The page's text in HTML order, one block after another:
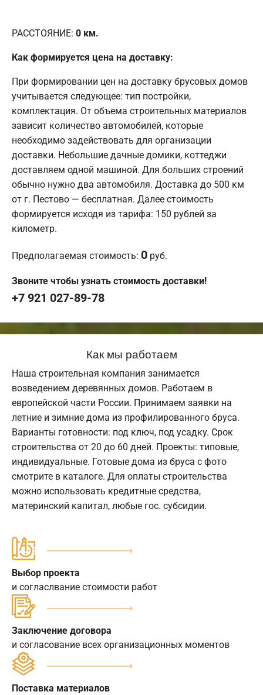
РАССТОЯНИЕ: 0 км.
Как формируется цена на доставку:
При формировании цен на доставку брусовых домов
учитывается следующее: тип постройки,
комплектация. От объема строительных материалов
зависит количество автомобилей, которые
необходимо задействовать для организации
доставки. Небольшие дачные домики, коттеджи
доставляем одной машиной. Для больших строений
обычно нужно два автомобиля. Доставка до 500 км
от г. Пестово — бесплатная. Далее стоимость
формируется исходя из тарифа: 150 рублей за
километр.
Предполагаемая стоимость: 0 руб.
Звоните чтобы узнать стоимость доставки!
+7 921 027-89-78
Как мы работаем
Наша строительная компания занимается
возведением деревянных домов. Работаем в
европейской части России. Принимаем заявки на
летние и зимние дома из профилированного бруса.
Варианты готовности: под ключ, под усадку. Срок
строительства от 20 до 60 дней. Проекты: типовые,
индивидуальные. Готовые дома из бруса с фото
смотрите в каталоге. Для оплаты строительства
можно использовать кредитные средства,
материнский капитал, любые гос. субсидии.
Выбор проекта
и согласлвание стоимости работ
Заключение договора
и согласование всех организационных моментов
Поставка материалов